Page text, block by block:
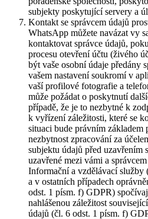
subjekty poskytující servery a
Kontakt se správcem údajů
WhatsApp můžete navázat vy
kontaktovat správce údajů,
procesu otevření účtu (živého
být vaše osobní údaje předány
vašem nastavení soukromí v
vaší profilové fotografie a
může požádat o poskytnutí
případě, že je to nezbytné k
k vyřízení záležitosti, které se
situaci bude právním základem
nezbytnost zpracování za
subjektu údajů před uzavřením
uzavřené mezi vámi a
Informační a vzdělávací
a v ostatních případech
odst. 1 písm. f) GDPR)
nahlášenou záležitost
údajů (čl. 6 odst. 1 písm. f)